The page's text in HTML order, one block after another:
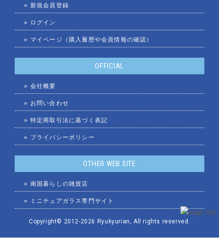
» 新規会員登録
» ログイン
» マイページ（購入履歴や会員情報の確認）
OFFICIAL
» 会社概要
» お問い合わせ
» 特定商取引法に基づく表記
» プライバシーポリシー
OTHER WEB SITE
» 南国暮らしの雑貨店
» ミニチュアガラス専門サイト
Copyright© 2012-2026 Ryukyurian, All rights reserved.